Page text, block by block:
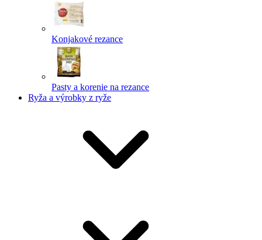
Konjakové rezance
Pasty a korenie na rezance
Ryža a výrobky z ryže